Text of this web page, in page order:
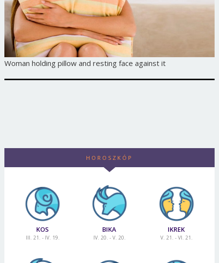
Woman holding pillow and resting face against it
HOROSZKÓP
KOS
III. 21. - IV. 19.
BIKA
IV. 20. - V. 20.
IKREK
V. 21. - VI. 21.